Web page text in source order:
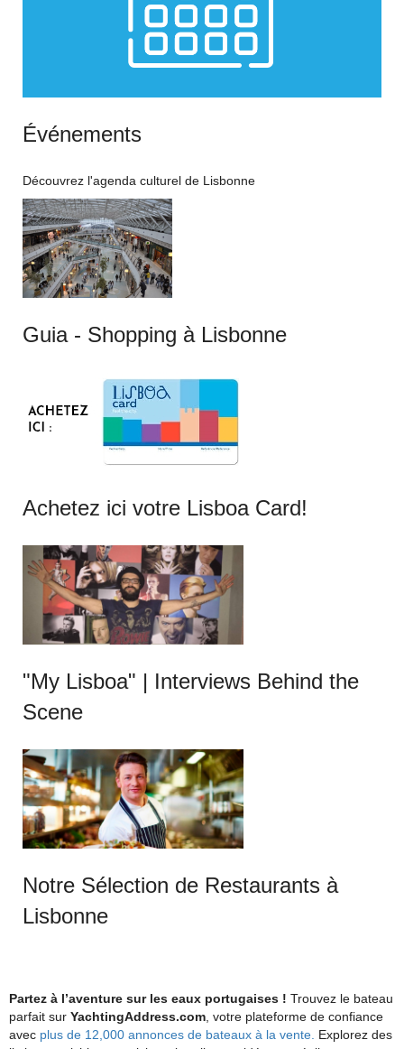
Événements
Découvrez l'agenda culturel de Lisbonne
Guia - Shopping à Lisbonne
Achetez ici votre Lisboa Card!
"My Lisboa" | Interviews Behind the
Scene
Notre Sélection de Restaurants à
Lisbonne
Partez à l’aventure sur les eaux portugaises ! Trouvez le bateau
parfait sur YachtingAddress.com, votre plateforme de confiance
avec plus de 12,000 annonces de bateaux à la vente. Explorez des